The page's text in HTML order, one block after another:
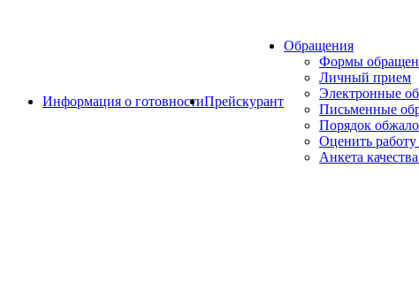
Информация о готовностиПрейскурант
Обращения
Формы
Личный прием
Электронные
Письменные
Порядок
Оценить работу
Анкета